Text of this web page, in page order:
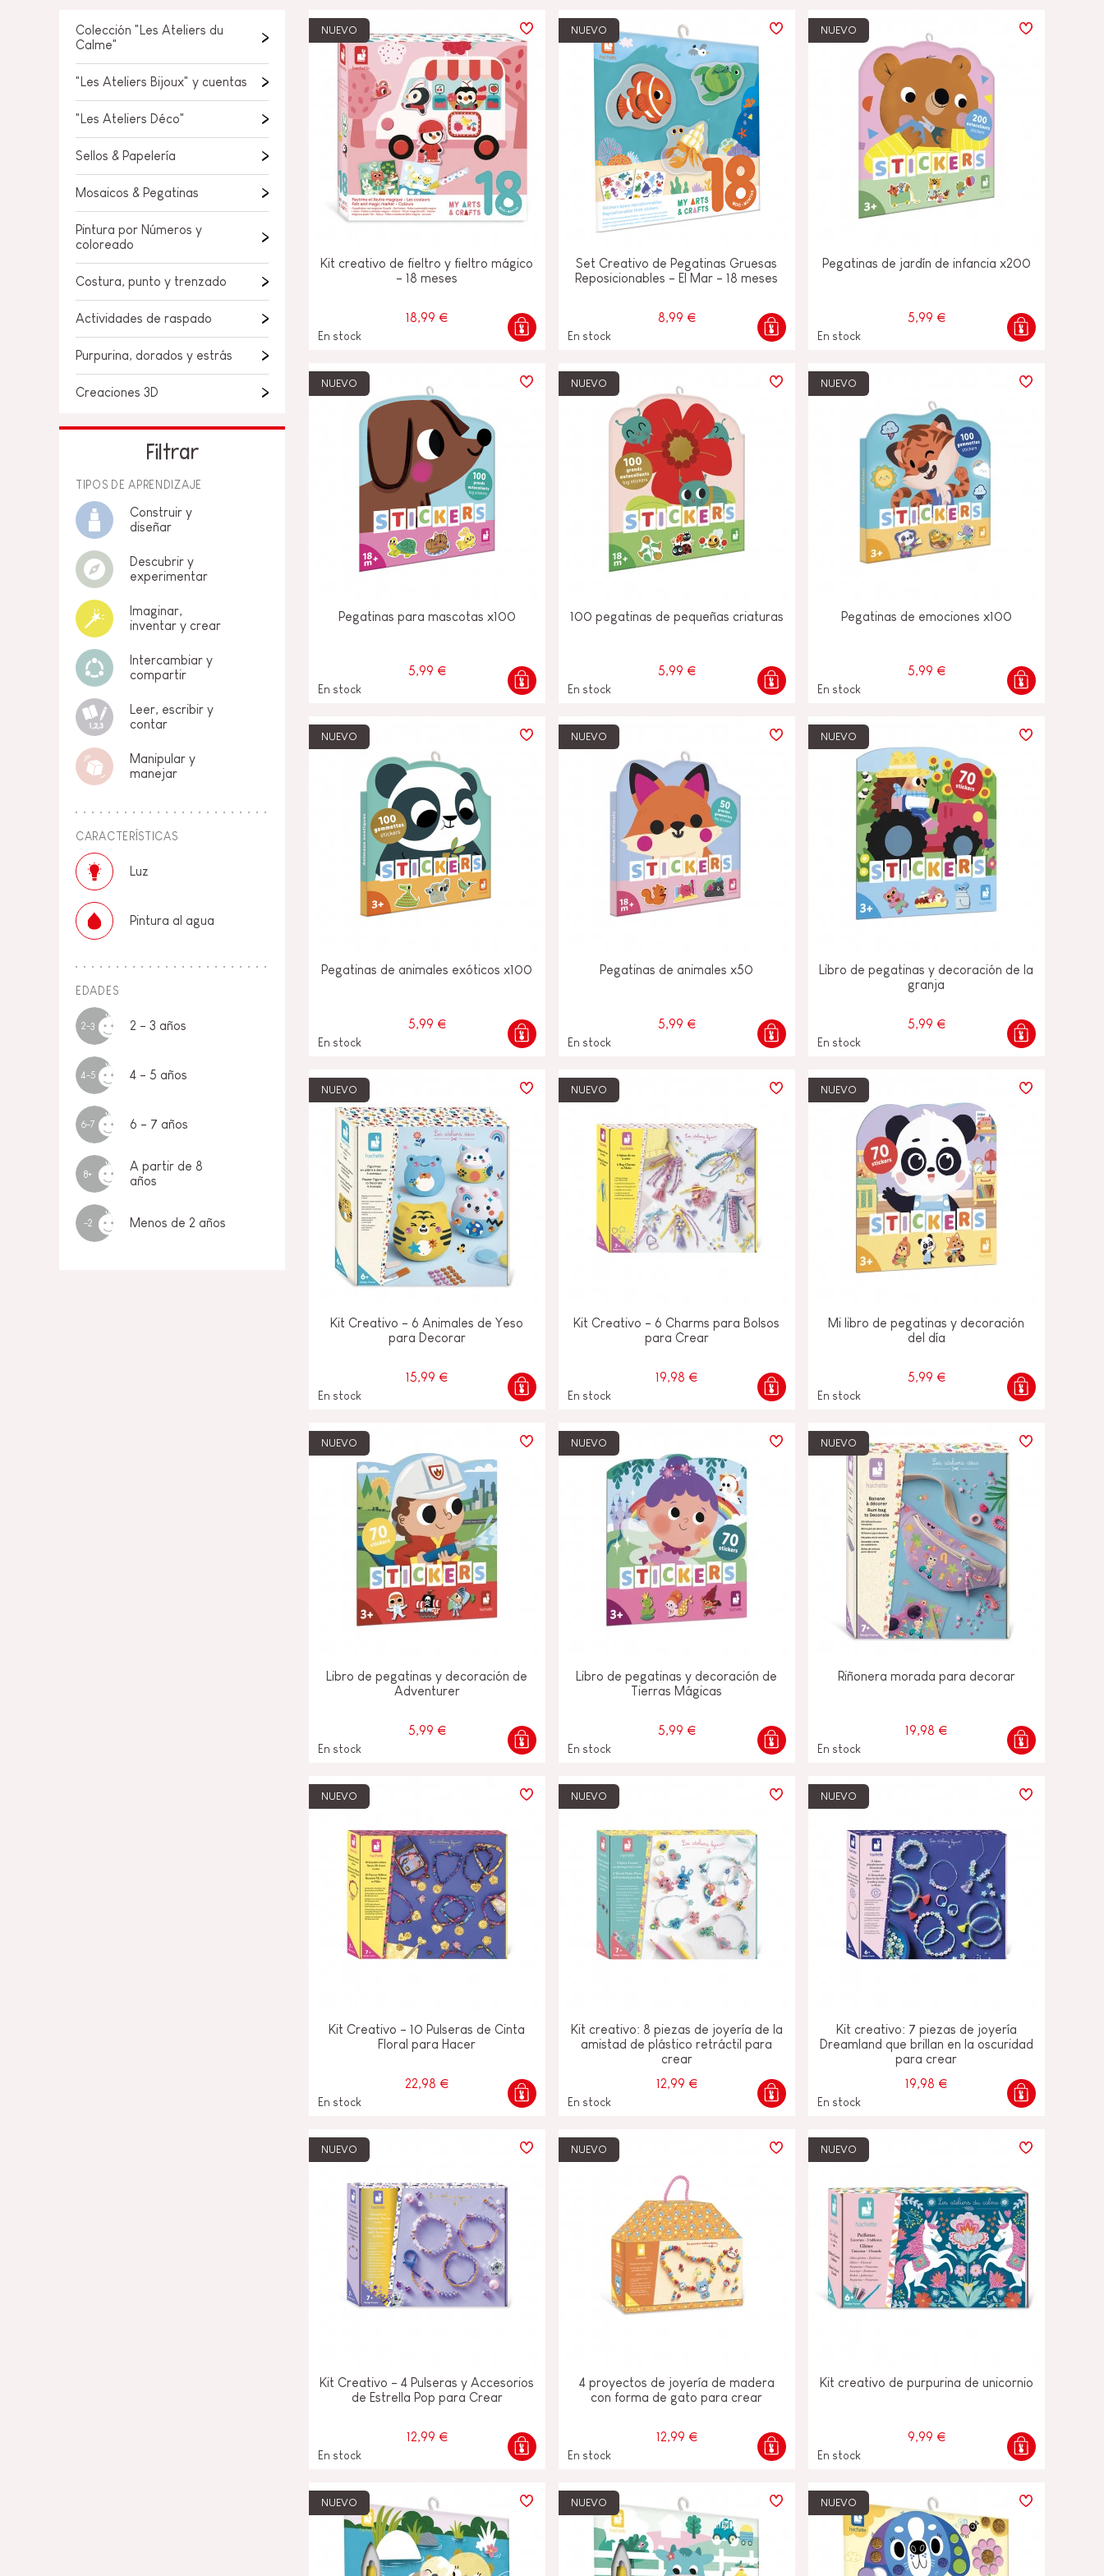
BEBÉS & PRIMERA INFANCIA
JUEGOS DE IMITACION
UNIVERSOS
AIRE LIBRE
PIZARRAS, MOBILIARIO &
PIEZAS SUELTAS
Colección "Les Ateliers du
Calme"
"Les Ateliers Bijoux" y cuentas
"Les Ateliers Déco"
Sellos & Papelería
Mosaicos & Pegatinas
Pintura por Números y
coloreado
Costura, punto y trenzado
Actividades de raspado
Purpurina, dorados y estrás
Creaciones 3D
Filtrar
TIPOS DE APRENDIZAJE
Construir y
diseñar
Descubrir y
experimentar
Imaginar,
inventar y crear
Intercambiar y
compartir
Leer, escribir y
contar
Manipular y
manejar
CARACTERÍSTICAS
Luz
Pintura al agua
EDADES
2-3 2 - 3 años
4-5 4 - 5 años
6-7 6 - 7 años
8+
A partir de 8
años
-2 Menos de 2 años
NUEVO
Kit creativo de fieltro y fieltro mágico
- 18 meses
18,99 €
En stock
NUEVO
Set Creativo de Pegatinas Gruesas
Reposicionables - El Mar - 18 meses
8,99 €
En stock
NUEVO
Pegatinas de jardín de infancia x200
5,99 €
En stock
NUEVO
Pegatinas para mascotas x100
5,99 €
En stock
NUEVO
100 pegatinas de pequeñas criaturas
5,99 €
En stock
NUEVO
Pegatinas de emociones x100
5,99 €
En stock
NUEVO
Pegatinas de animales exóticos x100
5,99 €
En stock
NUEVO
Pegatinas de animales x50
5,99 €
En stock
NUEVO
Libro de pegatinas y decoración de la
granja
5,99 €
En stock
NUEVO
Kit Creativo - 6 Animales de Yeso
para Decorar
15,99 €
En stock
NUEVO
Kit Creativo - 6 Charms para Bolsos
para Crear
19,98 €
En stock
NUEVO
Mi libro de pegatinas y decoración
del día
5,99 €
En stock
NUEVO
Libro de pegatinas y decoración de
Adventurer
5,99 €
En stock
NUEVO
Libro de pegatinas y decoración de
Tierras Mágicas
5,99 €
En stock
NUEVO
Riñonera morada para decorar
19,98 €
En stock
NUEVO
Kit Creativo - 10 Pulseras de Cinta
Floral para Hacer
22,98 €
En stock
NUEVO
Kit creativo: 8 piezas de joyería de la
amistad de plástico retráctil para
crear
12,99 €
En stock
NUEVO
Kit creativo: 7 piezas de joyería
Dreamland que brillan en la oscuridad
para crear
19,98 €
En stock
NUEVO
Kit Creativo - 4 Pulseras y Accesorios
de Estrella Pop para Crear
12,99 €
En stock
NUEVO
4 proyectos de joyería de madera
con forma de gato para crear
12,99 €
En stock
NUEVO
Kit creativo de purpurina de unicornio
9,99 €
En stock
NUEVO NUEVO NUEVO